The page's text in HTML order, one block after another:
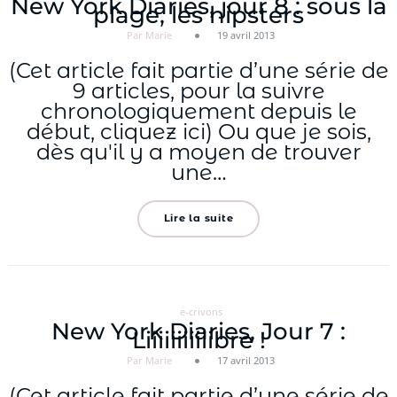
New York Diaries, jour 8 : sous la
plage, les hipsters
Par Marie 19 avril 2013
(Cet article fait partie d’une série de
9 articles, pour la suivre
chronologiquement depuis le
début, cliquez ici) Ou que je sois,
dès qu'il y a moyen de trouver
une…
Lire la suite
e-crivons
New York Diaries, Jour 7 :
Liiiiiiiiiiibre !
Par Marie 17 avril 2013